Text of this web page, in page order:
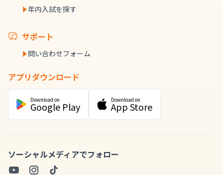
年内入試を探す
サポート
問い合わせフォーム
アプリダウンロード
Download on
Google Play
Download on
App Store
ソーシャルメディアでフォロー